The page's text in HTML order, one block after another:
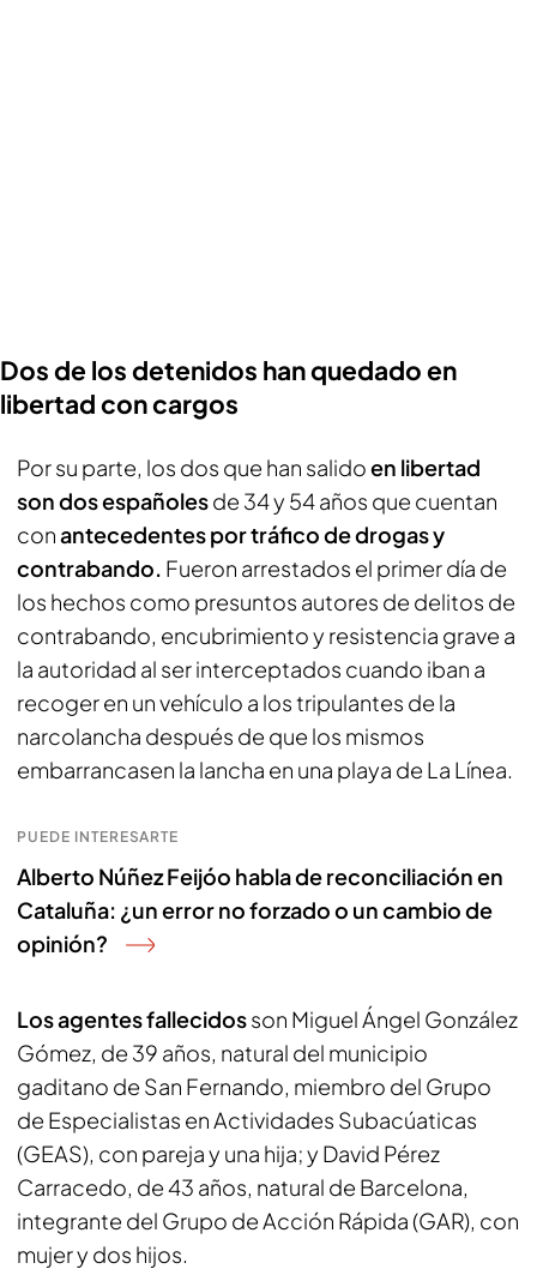
Dos de los detenidos han quedado en
libertad con cargos
Por su parte, los dos que han salidoen libertad
son dos españolesde 34 y 54 años que cuentan
conantecedentes por tráfico de drogas y
contrabando. Fueron arrestados el primer día de
los hechos como presuntos autores de delitos de
contrabando, encubrimiento y resistencia grave a
la autoridad al ser interceptados cuando iban a
recoger en un vehículo a los tripulantes de la
narcolancha después de que los mismos
embarrancasen la lancha en una playa de La Línea.
PUEDE INTERESARTE
Alberto Núñez Feijóo habla de reconciliación en
Cataluña: ¿un error no forzado o un cambio de
opinión?
Los agentes fallecidosson Miguel Ángel González
Gómez, de 39 años, natural del municipio
gaditano de San Fernando, miembro del Grupo
de Especialistas en Actividades Subacúaticas
(GEAS), con pareja y una hija; y David Pérez
Carracedo, de 43 años, natural de Barcelona,
integrante del Grupo de Acción Rápida (GAR), con
mujer y dos hijos.